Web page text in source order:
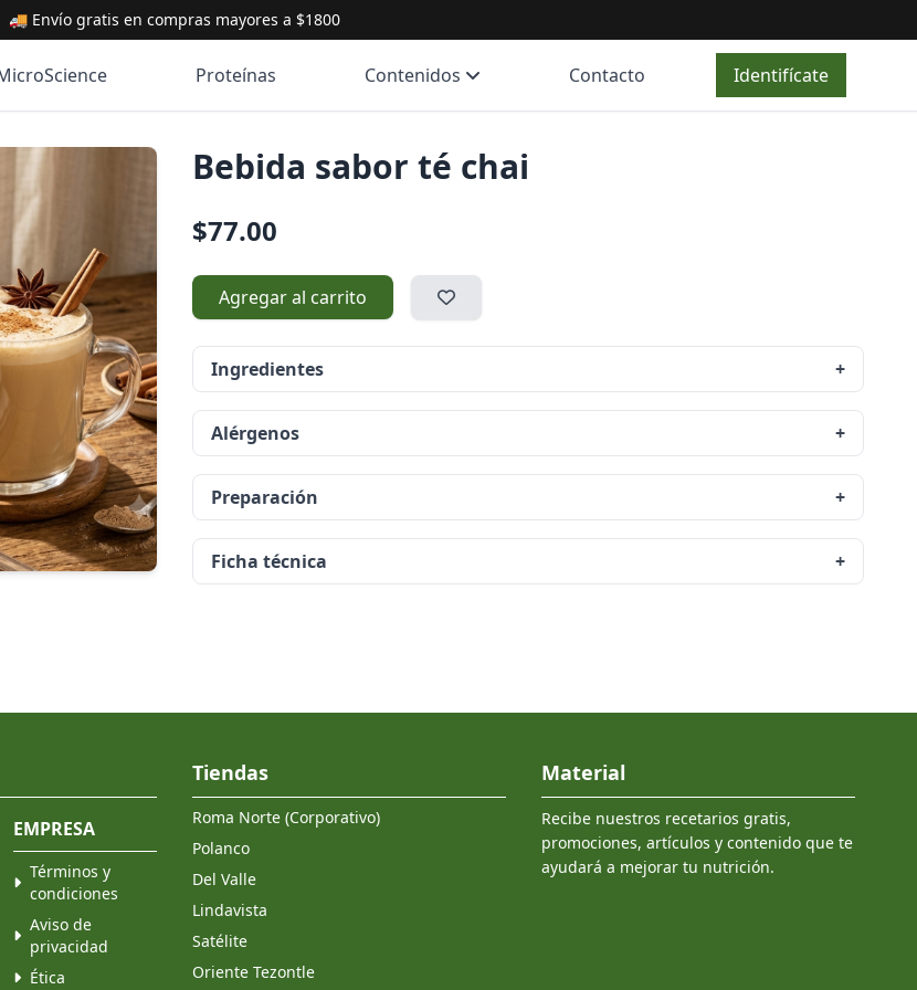
🚚 Envío gratis en compras mayores a $1800
Proteínas Contenidos Contacto Identifícate
Bebida sabor té chai
$77.00
Agregar al carrito
Ingredientes +
Alérgenos +
Preparación +
Ficha técnica +
EMPRESA
Términos y
condiciones
Aviso de
privacidad
Ética
Tiendas
Roma Norte (Corporativo)
Polanco
Del Valle
Lindavista
Satélite
Oriente Tezontle
Material
Recibe nuestros recetarios gratis,
promociones, artículos y contenido que te
ayudará a mejorar tu nutrición.